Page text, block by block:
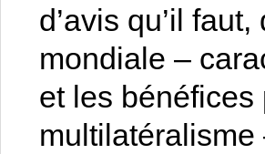
d’avis qu’il
mondiale –
et les